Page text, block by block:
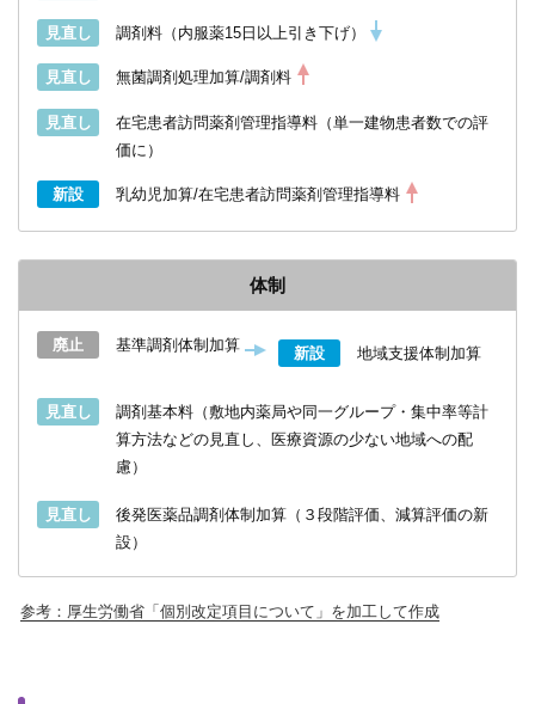
見直し 調剤料（内服薬15日以上引き下げ）
見直し 無菌調剤処理加算/調剤料
見直し
在宅患者訪問薬剤管理指導料（単一建物患者数での評
価に）
新設 乳幼児加算/在宅患者訪問薬剤管理指導料
体制
廃止 基準調剤体制加算 新設 地域支援体制加算
見直し
調剤基本料（敷地内薬局や同一グループ・集中率等計
算方法などの見直し、医療資源の少ない地域への配
慮）
見直し
後発医薬品調剤体制加算（３段階評価、減算評価の新
設）
参考：厚生労働省「個別改定項目について」を加工して作成